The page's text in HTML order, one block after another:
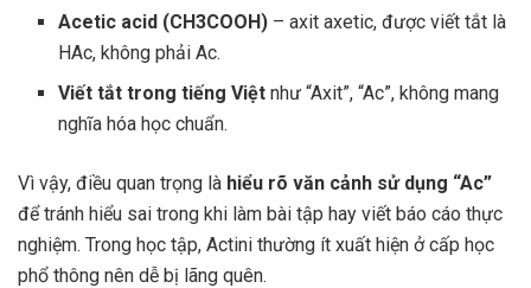
Acetic acid (CH3COOH) – axit axetic, được viết tắt là
HAc, không phải Ac.
Viết tắt trong tiếng Việt như “Axit”, “Ac”, không mang
nghĩa hóa học chuẩn.
Vì vậy, điều quan trọng là hiểu rõ văn cảnh sử dụng “Ac”
để tránh hiểu sai trong khi làm bài tập hay viết báo cáo thực
nghiệm. Trong học tập, Actini thường ít xuất hiện ở cấp học
phổ thông nên dễ bị lãng quên.